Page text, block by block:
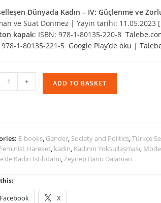
Dünyada Kadın – IV: Güçlenme ve
ve Suat Dönmez | Yayin tarihi: 11.05.2023
kapak: ISBN: 978-1-80135-220-8
978-1-80135-221-5 Google Play’de oku |
+ ADD TO BASKET
E-books, Gender, Society and Politics,Türkçe
Feminist Hareket, kadin, Kadının Yoksullaşması,
Kadın İstihdamı,Zeynep Banu Dalaman
Facebook X